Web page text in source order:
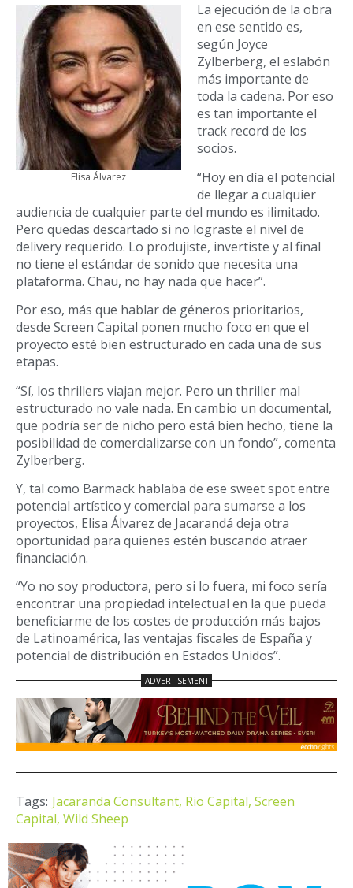
Elisa Álvarez
La ejecución de la obra
en ese sentido es,
según Joyce
Zylberberg, el eslabón
más importante de
toda la cadena. Por eso
es tan importante el
track record de los
socios.
“Hoy en día el potencial
de llegar a cualquier
audiencia de cualquier parte del mundo es ilimitado.
Pero quedas descartado si no lograste el nivel de
delivery requerido. Lo produjiste, invertiste y al final
no tiene el estándar de sonido que necesita una
plataforma. Chau, no hay nada que hacer”.
Por eso, más que hablar de géneros prioritarios,
desde Screen Capital ponen mucho foco en que el
proyecto esté bien estructurado en cada una de sus
etapas.
“Sí, los thrillers viajan mejor. Pero un thriller mal
estructurado no vale nada. En cambio un documental,
que podría ser de nicho pero está bien hecho, tiene la
posibilidad de comercializarse con un fondo”, comenta
Zylberberg.
Y, tal como Barmack hablaba de ese sweet spot entre
potencial artístico y comercial para sumarse a los
proyectos, Elisa Álvarez de Jacarandá deja otra
oportunidad para quienes estén buscando atraer
financiación.
“Yo no soy productora, pero si lo fuera, mi foco sería
encontrar una propiedad intelectual en la que pueda
beneficiarme de los costes de producción más bajos
de Latinoamérica, las ventajas fiscales de España y
potencial de distribución en Estados Unidos”.
Tags: Jacaranda Consultant, Rio Capital, Screen
Capital, Wild Sheep